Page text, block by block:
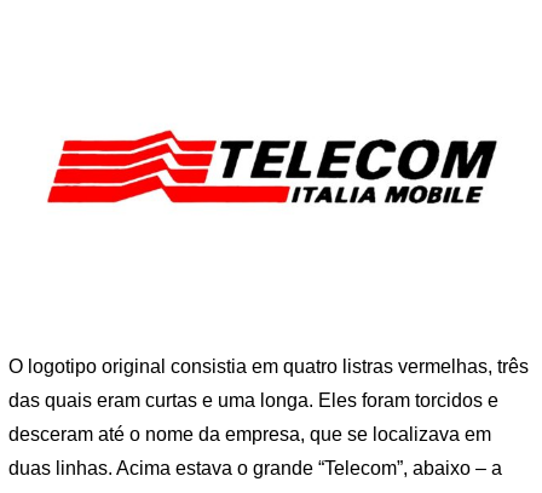
O logotipo original consistia em quatro listras vermelhas, três
das quais eram curtas e uma longa. Eles foram torcidos e
desceram até o nome da empresa, que se localizava em
duas linhas. Acima estava o grande “Telecom”, abaixo – a